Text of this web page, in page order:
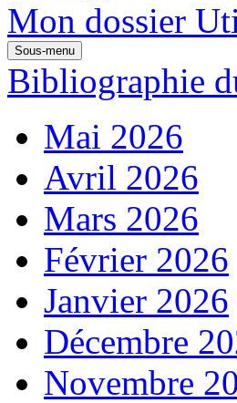
Mon dossier
Sous-menu
Bibliographie
Mai 2026
Avril 2026
Mars 2026
Février 2026
Janvier 2026
Décembre
Novembre